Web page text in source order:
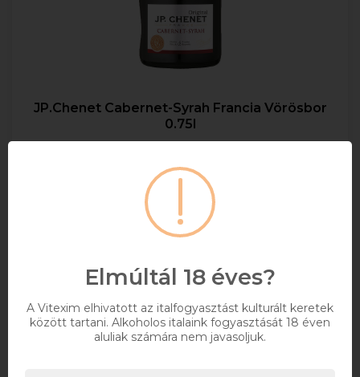
JP.Chenet Cabernet-Syrah Francia Vörösbor
0.75l
2 274 Ft
Raktáron
Kosárba
Elmúltál 18 éves?
A Vitexim elhivatott az italfogyasztást kulturált keretek
között tartani. Alkoholos italaink fogyasztását 18 éven
aluliak számára nem javasoljuk.